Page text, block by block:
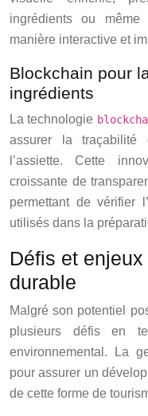
ingrédients ou
manière interactive et
Blockchain pour
ingrédients
La technologie
assurer la
l’assiette. Cette
croissante de
permettant de vérifier
utilisés dans la
Défis et
durable
Malgré son potentiel
plusieurs défis en
environnemental. La
pour assurer un
de cette forme de